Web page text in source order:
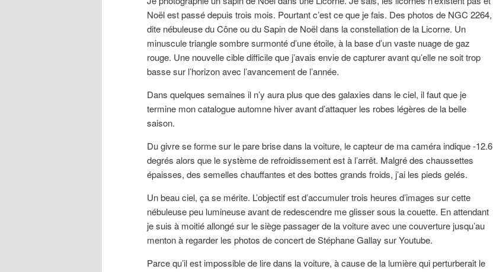
Noël est passé depuis trois mois. Pourtant c’est ce que je fais. Des photos de NGC 2264,
dite nébuleuse du Cône ou du Sapin de Noël dans la constellation de la Licorne. Un
minuscule triangle sombre surmonté d’une étoile, à la base d’un vaste nuage de gaz
rouge. Une nouvelle cible difficile que j’avais envie de capturer avant qu’elle ne soit trop
basse sur l’horizon avec l’avancement de l’année.
Dans quelques semaines il n’y aura plus que des galaxies dans le ciel, il faut que je
termine mon catalogue automne hiver avant d’attaquer les robes légères de la belle
saison.
Du givre se forme sur le pare brise dans la voiture, le capteur de ma caméra indique -12.6
degrés alors que le système de refroidissement est à l’arrêt. Malgré des chaussettes
épaisses, des semelles chauffantes et des bottes grands froids, j’ai les pieds gelés.
Un beau ciel, ça se mérite. L’objectif est d’accumuler trois heures d’images sur cette
nébuleuse peu lumineuse avant de redescendre me glisser sous la couette. En attendant
je suis à moitié allongé sur le siège passager de la voiture avec une couverture jusqu’au
menton à regarder les photos de concert de Stéphane Gallay sur Youtube.
Parce qu’il est impossible de lire dans la voiture, à cause de la lumière qui perturberait le